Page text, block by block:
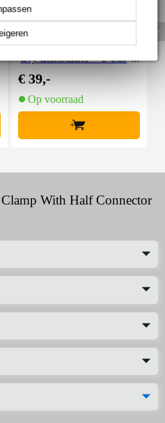
Innox IVA 01 LS Kit he
avy lichtstatief + T-bar
€ 39,-
Op voorraad
+
With Half Connector